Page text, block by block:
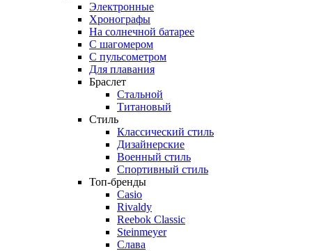
Электронные
Хронографы
На солнечной батарее
С шагомером
С пульсометром
Для плавания
Браслет
Стальной
Титановый
Стиль
Классический стиль
Дизайнерские
Военный стиль
Спортивный стиль
Топ-бренды
Casio
Rivaldy
Reebok Classic
Steinmeyer
Слава